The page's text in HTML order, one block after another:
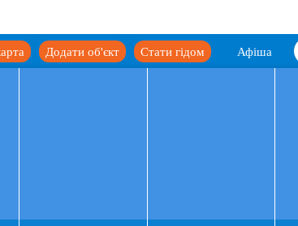
Афіша
Стати гідом
Додати об'єкт